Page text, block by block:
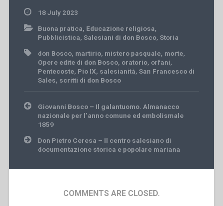
18 July 2023
Buona pratica, Educazione religiosa,
Pubblicistica, Salesiani di don Bosco, Storia
don Bosco, martirio, mistero pasquale, morte,
Opere edite di don Bosco, oratorio, orfani,
Pentecoste, Pio IX, salesianità, San Francesco di
Sales, scritti di don Bosco
Post
navigation
Giovanni Bosco – Il galantuomo. Almanacco
nazionale per l’anno comune ed embolismale
1859
Don Pietro Ceresa – Il centro salesiano di
documentazione storica e popolare mariana
COMMENTS ARE CLOSED.